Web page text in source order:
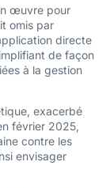
œuvre pour
omis par
directe
de façon
à la gestion
exacerbé
février 2025,
contre les
envisager